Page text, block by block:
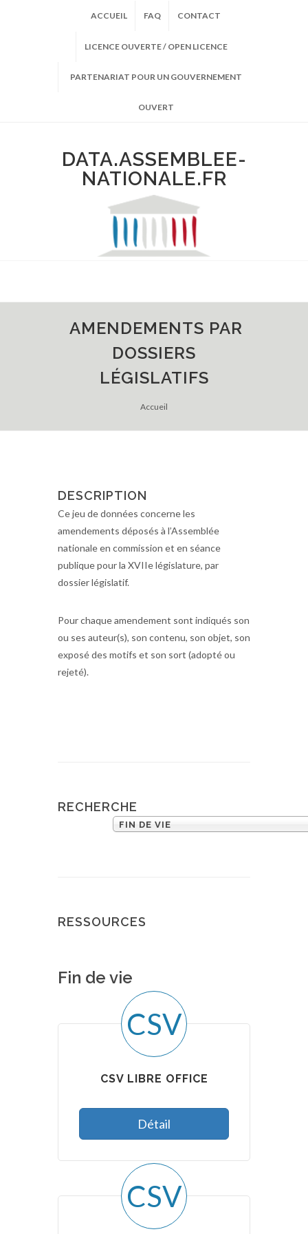
ACCUEIL FAQ CONTACT
LICENCE OUVERTE / OPEN LICENCE
PARTENARIAT POUR UN GOUVERNEMENT
OUVERT
DATA.ASSEMBLEE-
NATIONALE.FR
AMENDEMENTS PAR
DOSSIERS
LÉGISLATIFS
Accueil
DESCRIPTION
Ce jeu de données concerne les
amendements déposés à l’Assemblée
nationale en commission et en séance
publique pour la XVIIe législature, par
dossier législatif.
Pour chaque amendement sont indiqués son
ou ses auteur(s), son contenu, son objet, son
exposé des motifs et son sort (adopté ou
rejeté).
RECHERCHE
FIN DE VIE
RESSOURCES
Fin de vie
CSV
CSV LIBRE OFFICE
Détail
CSV